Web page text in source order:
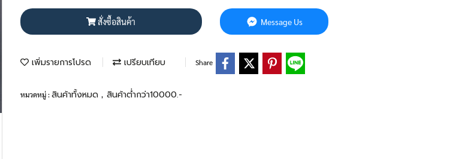
สั่งซื้อสินค้า Message Us
เพิ่มรายการโปรด เปรียบเทียบ Share
หมวดหมู่ :สินค้าทั้งหมด , สินค้าต่ำกว่า10000.-